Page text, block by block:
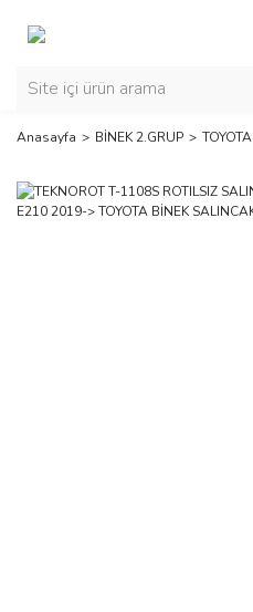
Anasayfa BİNEK 2.GRUP TOYOTA